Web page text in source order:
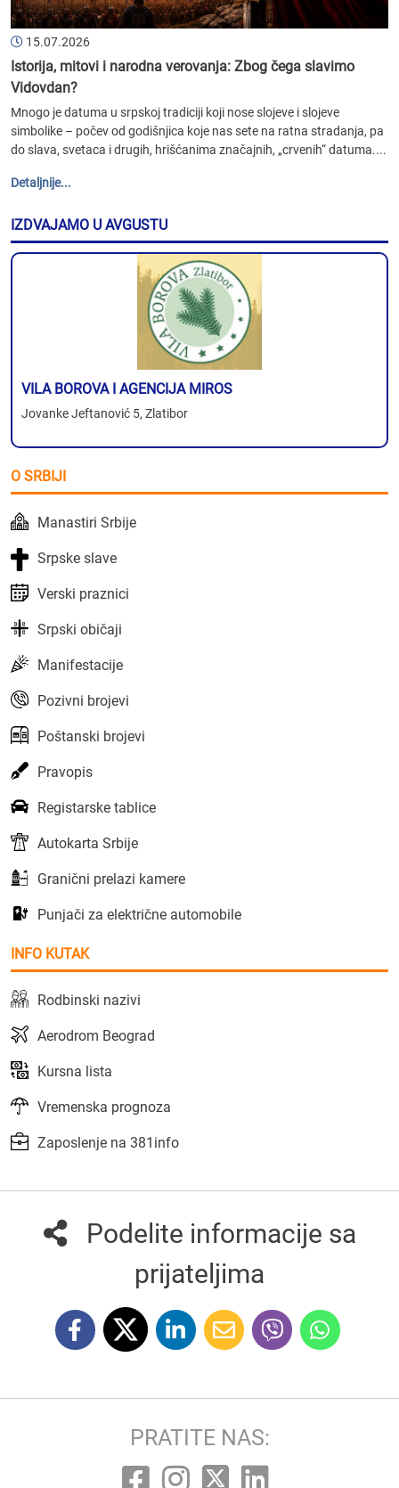
15.07.2026
Istorija, mitovi i narodna verovanja: Zbog čega slavimo
Vidovdan?
Mnogo je datuma u srpskoj tradiciji koji nose slojeve i slojeve
simbolike – počev od godišnjica koje nas sete na ratna stradanja, pa
do slava, svetaca i drugih, hrišćanima značajnih, „crvenih“ datuma....
Detaljnije...
IZDVAJAMO U AVGUSTU
VILA BOROVA I AGENCIJA MIROS
Jovanke Jeftanović 5, Zlatibor
O SRBIJI
Manastiri Srbije
Srpske slave
Verski praznici
Srpski običaji
Manifestacije
Pozivni brojevi
Poštanski brojevi
Pravopis
Registarske tablice
Autokarta Srbije
Granični prelazi kamere
Punjači za električne automobile
INFO KUTAK
Rodbinski nazivi
Aerodrom Beograd
Kursna lista
Vremenska prognoza
Zaposlenje na 381info
Podelite informacije sa
prijateljima
PRATITE NAS: